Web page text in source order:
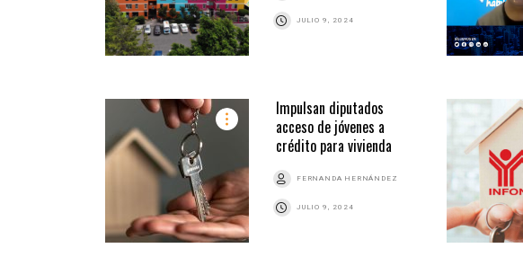
JULIO 9, 2024
Impulsan diputados
acceso de jóvenes a
crédito para vivienda
FERNANDA HERNÁNDEZ
JULIO 9, 2024